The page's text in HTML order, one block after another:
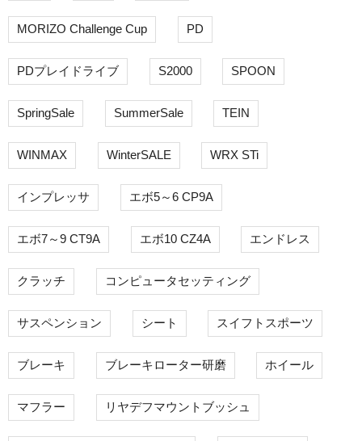
MORIZO Challenge Cup PD
PDプレイドライブ S2000 SPOON
SpringSale SummerSale TEIN
WINMAX WinterSALE WRX STi
インプレッサ エボ5～6 CP9A
エボ7～9 CT9A エボ10 CZ4A エンドレス
クラッチ コンピュータセッティング
サスペンション シート スイフトスポーツ
ブレーキ ブレーキローター研磨 ホイール
マフラー リヤデフマウントブッシュ